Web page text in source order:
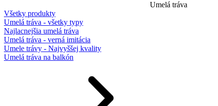
Umelá tráva
Všetky produkty
Umelá tráva - všetky typy
Najlacnejšia umelá tráva
Umelá tráva - verná imitácia
Umele trávy - Najvyššej kvality
Umelá tráva na balkón